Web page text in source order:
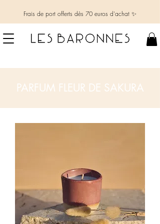
Frais de port offerts dès 70 euros d'achat ✨
PARFUM FLEUR DE SAKURA